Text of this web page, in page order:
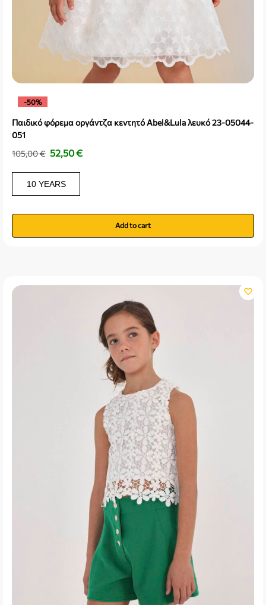
-50%
Παιδικό φόρεμα οργάντζα κεντητό Abel&Lula λευκό 23-05044-
051
105,00€ 52,50€
10 YEARS
Add to cart